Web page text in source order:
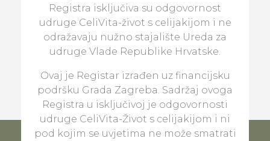
Registra isključiva su odgovornost
udruge CeliVita-život s celijakijom i ne
odražavaju nužno stajalište Ureda za
udruge Vlade Republike Hrvatske.
Ovaj je Registar izrađen uz financijsku
podršku Grada Zagreba. Sadržaj ovoga
Registra u isključivoj je odgovornosti
udruge CeliVita-Život s celijakijom i ni
pod kojim se uvjetima ne može smatrati